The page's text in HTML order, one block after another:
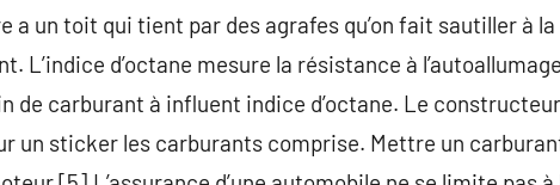
a un toit qui tient par des agrafes qu’on fait sautiller à
L’indice d’octane mesure la résistance à
de carburant à influent indice d’octane. Le
un sticker les carburants comprise. Mettre un